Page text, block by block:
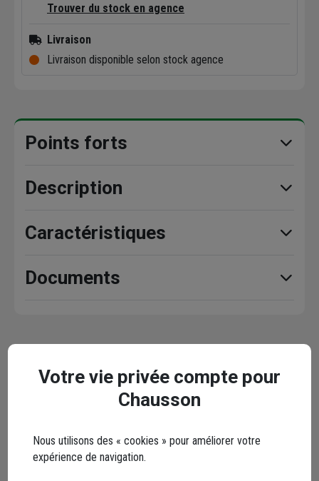
Trouver du stock en agence
Livraison
Livraison disponible selon stock agence
Points forts
Description
Caractéristiques
Documents
peuvent laisser un commentaire
1 avis
Votre vie privée compte pour
Chausson
Nous utilisons des « cookies » pour améliorer votre
expérience de navigation.